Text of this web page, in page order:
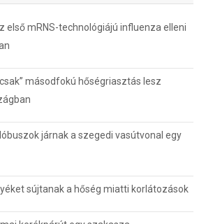
első mRNS-technológiájú influenza elleni
másodfokú hőségriasztás lesz
járnak a szegedi vasútvonal egy
sújtanak a hőség miatti korlátozások